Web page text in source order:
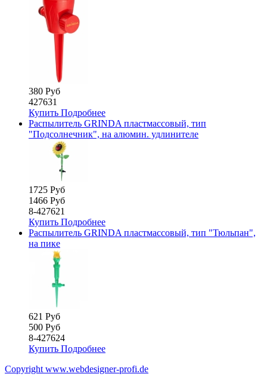
380 Руб
427631
Купить Подробнее
Распылитель GRINDA пластмассовый, тип
"Подсолнечник", на алюмин. удлинителе
1725 Руб
1466 Руб
8-427621
Купить Подробнее
Распылитель GRINDA пластмассовый, тип "Тюльпан",
на пике
621 Руб
500 Руб
8-427624
Купить Подробнее
Copyright www.webdesigner-profi.de